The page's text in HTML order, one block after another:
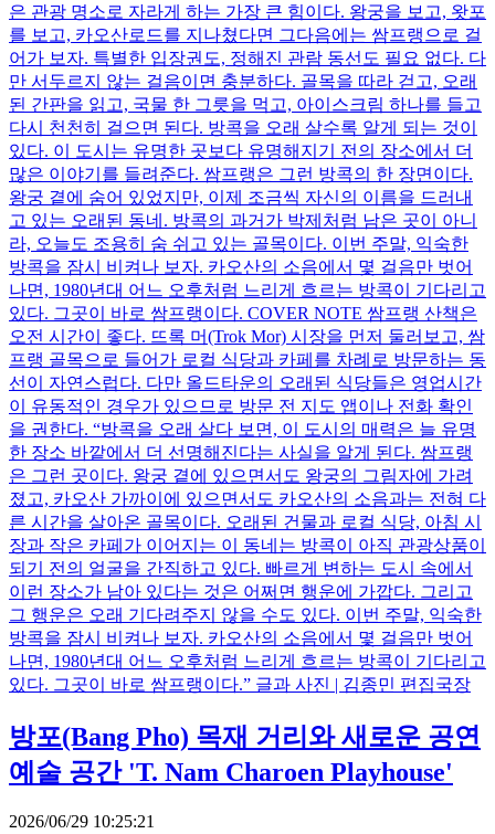
은 관광 명소로 자라게 하는 가장 큰 힘이다. 왕궁을 보고, 왓포
를 보고, 카오산로드를 지나쳤다면 그다음에는 쌈프랭으로 걸
어가 보자. 특별한 입장권도, 정해진 관람 동선도 필요 없다. 다
만 서두르지 않는 걸음이면 충분하다. 골목을 따라 걷고, 오래
된 간판을 읽고, 국물 한 그릇을 먹고, 아이스크림 하나를 들고
다시 천천히 걸으면 된다. 방콕을 오래 살수록 알게 되는 것이
있다. 이 도시는 유명한 곳보다 유명해지기 전의 장소에서 더
많은 이야기를 들려준다. 쌈프랭은 그런 방콕의 한 장면이다.
왕궁 곁에 숨어 있었지만, 이제 조금씩 자신의 이름을 드러내
고 있는 오래된 동네. 방콕의 과거가 박제처럼 남은 곳이 아니
라, 오늘도 조용히 숨 쉬고 있는 골목이다. 이번 주말, 익숙한
방콕을 잠시 비켜나 보자. 카오산의 소음에서 몇 걸음만 벗어
나면, 1980년대 어느 오후처럼 느리게 흐르는 방콕이 기다리고
있다. 그곳이 바로 쌈프랭이다. COVER NOTE 쌈프랭 산책은
오전 시간이 좋다. 뜨록 머(Trok Mor) 시장을 먼저 둘러보고, 쌈
프랭 골목으로 들어가 로컬 식당과 카페를 차례로 방문하는 동
선이 자연스럽다. 다만 올드타운의 오래된 식당들은 영업시간
이 유동적인 경우가 있으므로 방문 전 지도 앱이나 전화 확인
을 권한다. “방콕을 오래 살다 보면, 이 도시의 매력은 늘 유명
한 장소 바깥에서 더 선명해진다는 사실을 알게 된다. 쌈프랭
은 그런 곳이다. 왕궁 곁에 있으면서도 왕궁의 그림자에 가려
졌고, 카오산 가까이에 있으면서도 카오산의 소음과는 전혀 다
른 시간을 살아온 골목이다. 오래된 건물과 로컬 식당, 아침 시
장과 작은 카페가 이어지는 이 동네는 방콕이 아직 관광상품이
되기 전의 얼굴을 간직하고 있다. 빠르게 변하는 도시 속에서
이런 장소가 남아 있다는 것은 어쩌면 행운에 가깝다. 그리고
그 행운은 오래 기다려주지 않을 수도 있다. 이번 주말, 익숙한
방콕을 잠시 비켜나 보자. 카오산의 소음에서 몇 걸음만 벗어
나면, 1980년대 어느 오후처럼 느리게 흐르는 방콕이 기다리고
있다. 그곳이 바로 쌈프랭이다.” 글과 사진 | 김종민 편집국장
방포(Bang Pho) 목재 거리와 새로운 공연
예술 공간 'T. Nam Charoen Playhouse'
2026/06/29 10:25:21